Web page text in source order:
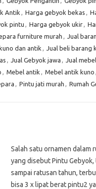
Antik , Harga gebyok bekas ,
pintu , Harga gebyok ukir,
furniture murah , Jual
dan antik , Jual beli barang
, Jual Gebyok jawa , Jual
, Mebel antik , Mebel antik kuno ,
, Pintu jati murah , Rumah
Salah satu ornamen dalam
yang disebut Pintu
sampai ratusan tahun,
bisa 3 x lipat berat pintu2